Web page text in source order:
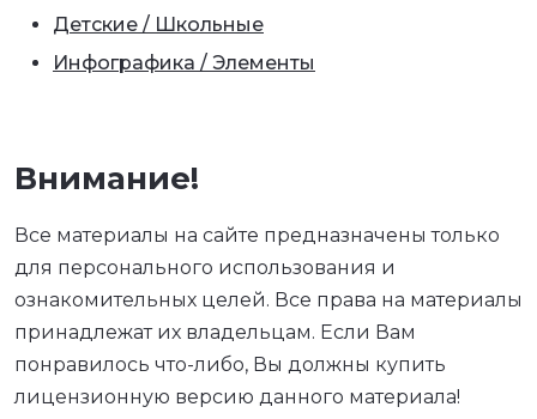
Детские / Школьные
Инфографика / Элементы
Внимание!
Все материалы на сайте предназначены только
для персонального использования и
ознакомительных целей. Все права на материалы
принадлежат их владельцам. Если Вам
понравилось что-либо, Вы должны купить
лицензионную версию данного материала!